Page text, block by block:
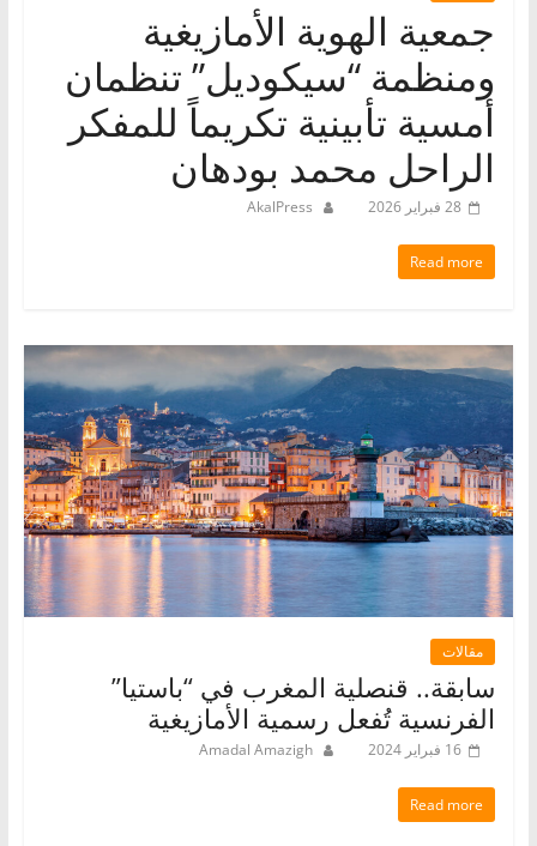
جمعية الهوية الأمازيغية
ومنظمة “سيكوديل” تنظمان
أمسية تأبينية تكريماً للمفكر
الراحل محمد بودهان
28 فبراير 2026 AkalPress
Read more
مقالات
سابقة.. قنصلية المغرب في “باستيا”
الفرنسية تُفعل رسمية الأمازيغية
16 فبراير 2024 Amadal Amazigh
Read more